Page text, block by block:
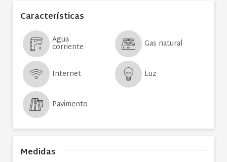
Características
Agua
corriente Gas natural
Internet Luz
Pavimento
Medidas